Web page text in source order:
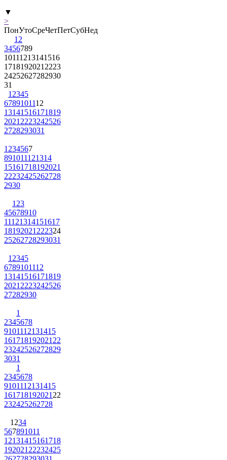
▼
>
ПонУтоСреЧетПетСубНед
12
3456789
10111213141516
17181920212223
24252627282930
31
12345
6789101112
13141516171819
20212223242526
2728293031
1234567
891011121314
15161718192021
22232425262728
2930
123
45678910
11121314151617
18192021222324
25262728293031
12345
6789101112
13141516171819
20212223242526
27282930
1
2345678
9101112131415
16171819202122
23242526272829
3031
1
2345678
9101112131415
16171819202122
232425262728
1234
567891011
12131415161718
19202122232425